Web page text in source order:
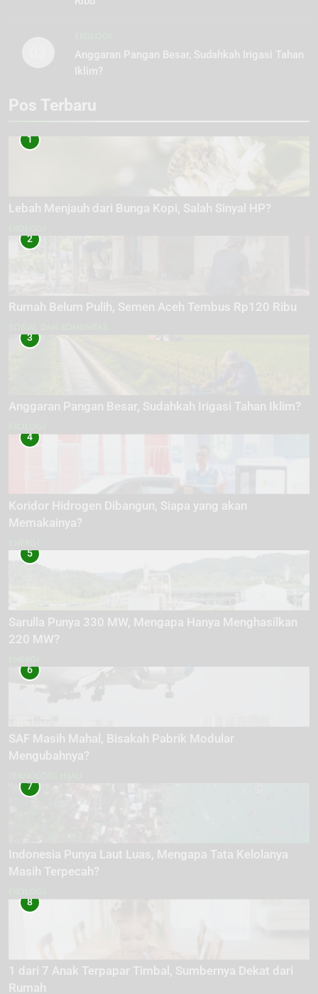
Anggaran Pangan Besar, Sudahkah Irigasi Tahan
Iklim?
Pos Terbaru
1
Lebah Menjauh dari Bunga Kopi, Salah Sinyal HP?
2
Rumah Belum Pulih, Semen Aceh Tembus Rp120 Ribu
3
Anggaran Pangan Besar, Sudahkah Irigasi Tahan Iklim?
4
Koridor Hidrogen Dibangun, Siapa yang akan
Memakainya?
5
Sarulla Punya 330 MW, Mengapa Hanya Menghasilkan
220 MW?
6
SAF Masih Mahal, Bisakah Pabrik Modular
Mengubahnya?
7
Indonesia Punya Laut Luas, Mengapa Tata Kelolanya
Masih Terpecah?
8
1 dari 7 Anak Terpapar Timbal, Sumbernya Dekat dari
Rumah